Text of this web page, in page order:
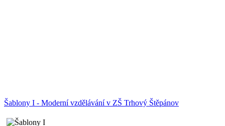
Šablony I - Moderní vzdělávání v ZŠ Trhový Štěpánov